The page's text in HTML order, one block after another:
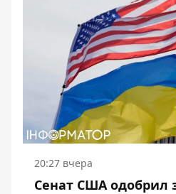
20:27 вчера
Сенат США одобрил